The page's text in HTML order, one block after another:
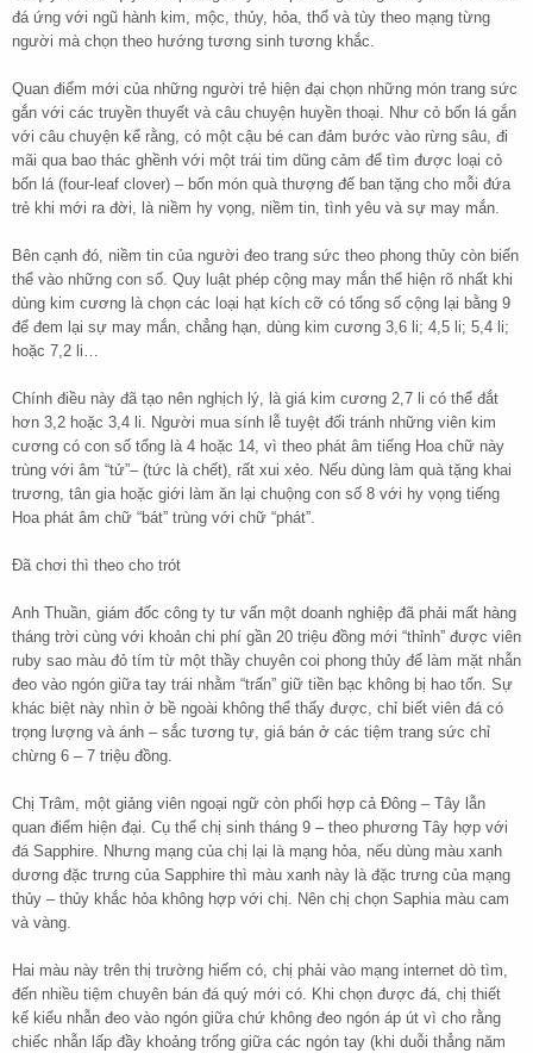
đá ứng với ngũ hành kim, mộc, thủy, hỏa, thổ và tùy theo mạng từng
người mà chọn theo hướng tương sinh tương khắc.
Quan điểm mới của những người trẻ hiện đại chọn những món trang sức
gắn với các truyền thuyết và câu chuyện huyền thoại. Như cỏ bốn lá gắn
với câu chuyện kể rằng, có một cậu bé can đảm bước vào rừng sâu, đi
mãi qua bao thác ghềnh với một trái tim dũng cảm để tìm được loại cỏ
bốn lá (four-leaf clover) – bốn món quà thượng đế ban tặng cho mỗi đứa
trẻ khi mới ra đời, là niềm hy vọng, niềm tin, tình yêu và sự may mắn.
Bên cạnh đó, niềm tin của người đeo trang sức theo phong thủy còn biến
thể vào những con số. Quy luật phép cộng may mắn thể hiện rõ nhất khi
dùng kim cương là chọn các loại hạt kích cỡ có tổng số cộng lại bằng 9
để đem lại sự may mắn, chẳng hạn, dùng kim cương 3,6 li; 4,5 li; 5,4 li;
hoặc 7,2 li…
Chính điều này đã tạo nên nghịch lý, là giá kim cương 2,7 li có thể đắt
hơn 3,2 hoặc 3,4 li. Người mua sính lễ tuyệt đối tránh những viên kim
cương có con số tổng là 4 hoặc 14, vì theo phát âm tiếng Hoa chữ này
trùng với âm “tử”– (tức là chết), rất xui xẻo. Nếu dùng làm quà tặng khai
trương, tân gia hoặc giới làm ăn lại chuộng con số 8 với hy vọng tiếng
Hoa phát âm chữ “bát” trùng với chữ “phát”.
Đã chơi thì theo cho trót
Anh Thuần, giám đốc công ty tư vấn một doanh nghiệp đã phải mất hàng
tháng trời cùng với khoản chi phí gần 20 triệu đồng mới “thỉnh” được viên
ruby sao màu đỏ tím từ một thầy chuyên coi phong thủy để làm mặt nhẫn
đeo vào ngón giữa tay trái nhằm “trấn” giữ tiền bạc không bị hao tổn. Sự
khác biệt này nhìn ở bề ngoài không thể thấy được, chỉ biết viên đá có
trọng lượng và ánh – sắc tương tự, giá bán ở các tiệm trang sức chỉ
chừng 6 – 7 triệu đồng.
Chị Trâm, một giảng viên ngoại ngữ còn phối hợp cả Đông – Tây lẫn
quan điểm hiện đại. Cụ thể chị sinh tháng 9 – theo phương Tây hợp với
đá Sapphire. Nhưng mạng của chị lại là mạng hỏa, nếu dùng màu xanh
dương đặc trưng của Sapphire thì màu xanh này là đặc trưng của mạng
thủy – thủy khắc hỏa không hợp với chị. Nên chị chọn Saphia màu cam
và vàng.
Hai màu này trên thị trường hiếm có, chị phải vào mạng internet dò tìm,
đến nhiều tiệm chuyên bán đá quý mới có. Khi chọn được đá, chị thiết
kế kiểu nhẫn đeo vào ngón giữa chứ không đeo ngón áp út vì cho rằng
chiếc nhẫn lấp đầy khoảng trống giữa các ngón tay (khi duỗi thẳng năm